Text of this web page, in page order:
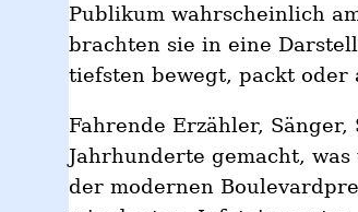
Publikum wahrscheinlich
brachten sie in eine
tiefsten bewegt, packt oder
Fahrende Erzähler,
Jahrhunderte gemacht,
der modernen